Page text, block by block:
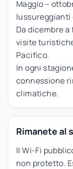
Maggio –
Da dicembre
visite
Pacifico.
In ogni
connessione
climatiche.
Rimanete al
Il Wi-Fi
non protetto.